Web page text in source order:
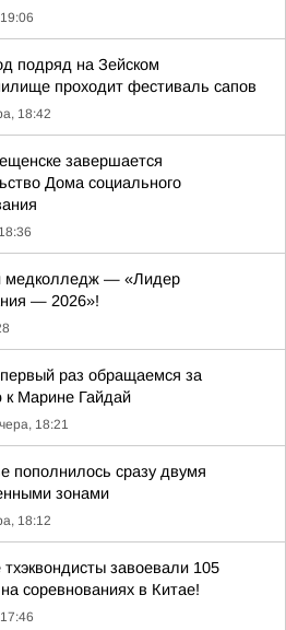
подряд на Зейском
проходит фестиваль сапов
18:42
завершается
Дома социального
медколледж — «Лидер
— 2026»!
раз обращаемся за
Марине Гайдай
18:21
пополнилось сразу двумя
зонами
18:12
тхэквондисты завоевали 105
соревнованиях в Китае!